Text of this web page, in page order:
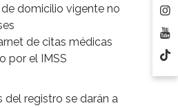
domicilio vigente no
de citas médicas
por el IMSS
del registro se darán a